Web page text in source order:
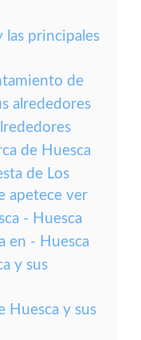
las principales
de
alrededores
de Huesca
de Los
apetece ver
- Huesca
en - Huesca
y sus
Huesca y sus